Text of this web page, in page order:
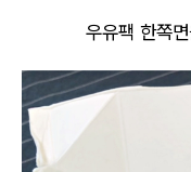
우유팩 한쪽